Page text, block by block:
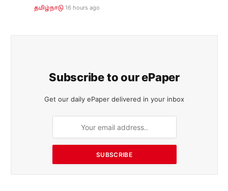
தமிழ்நாடு 16 hours ago
Subscribe to our ePaper
Get our daily ePaper delivered in your inbox
SUBSCRIBE